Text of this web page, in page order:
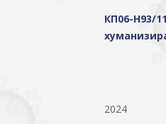
КП06-Н93/
2024